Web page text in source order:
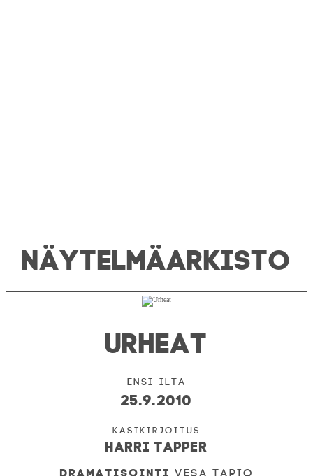
NÄYTELMÄ­ARKISTO
URHEAT
Ensi-ilta
25.9.2010
Harri Tapper
Dramatisointi Vesa Tapio